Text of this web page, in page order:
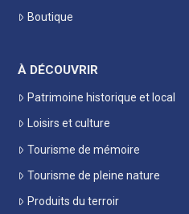
Boutique
À DÉCOUVRIR
Patrimoine historique et local
Loisirs et culture
Tourisme de mémoire
Tourisme de pleine nature
Produits du terroir